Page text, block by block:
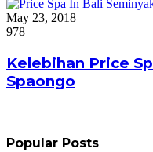
May 23, 2018
978
Kelebihan Price
Spaongo
Popular Posts